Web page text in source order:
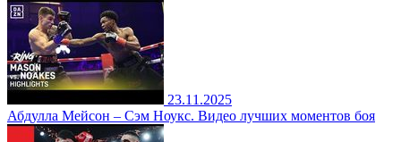
23.11.2025
Абдулла Мейсон – Сэм Ноукс. Видео лучших моментов боя